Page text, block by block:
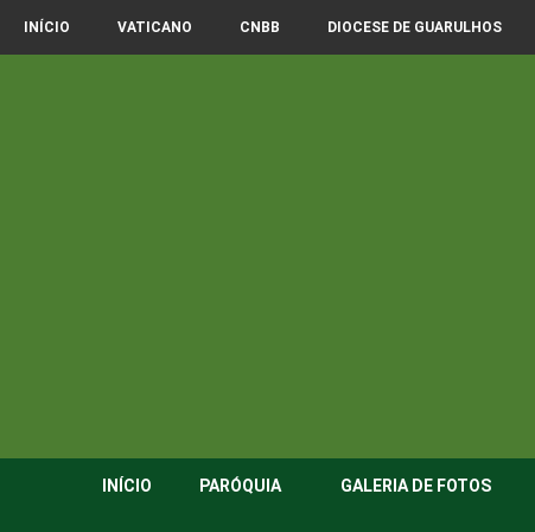
INÍCIO VATICANO CNBB DIOCESE DE GUARULHOS
INÍCIO PARÓQUIA GALERIA DE FOTOS